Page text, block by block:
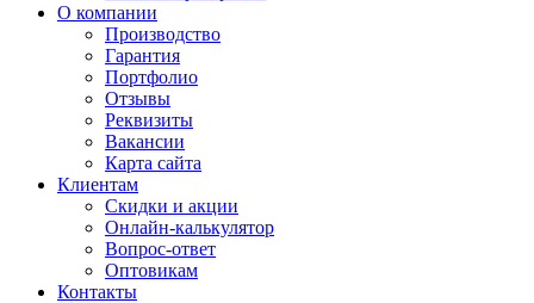
О компании
Производство
Гарантия
Портфолио
Отзывы
Реквизиты
Вакансии
Карта сайта
Клиентам
Скидки и акции
Онлайн-калькулятор
Вопрос-ответ
Оптовикам
Контакты